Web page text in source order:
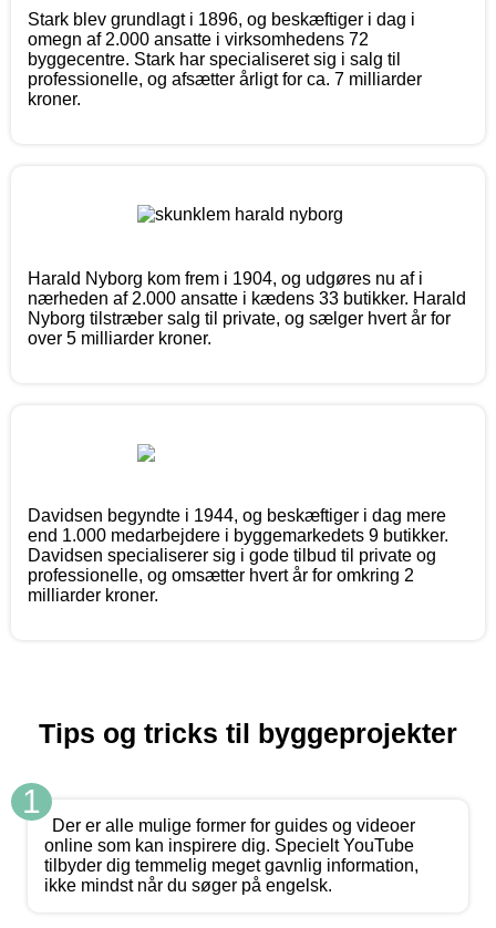
Stark blev grundlagt i 1896, og beskæftiger i dag i
omegn af 2.000 ansatte i virksomhedens 72
byggecentre. Stark har specialiseret sig i salg til
professionelle, og afsætter årligt for ca. 7 milliarder
kroner.
Harald Nyborg kom frem i 1904, og udgøres nu af i
nærheden af 2.000 ansatte i kædens 33 butikker. Harald
Nyborg tilstræber salg til private, og sælger hvert år for
over 5 milliarder kroner.
Davidsen begyndte i 1944, og beskæftiger i dag mere
end 1.000 medarbejdere i byggemarkedets 9 butikker.
Davidsen specialiserer sig i gode tilbud til private og
professionelle, og omsætter hvert år for omkring 2
milliarder kroner.
Tips og tricks til byggeprojekter
1
Der er alle mulige former for guides og videoer
online som kan inspirere dig. Specielt YouTube
tilbyder dig temmelig meget gavnlig information,
ikke mindst når du søger på engelsk.